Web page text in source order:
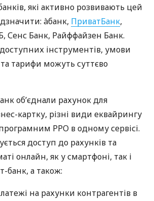
які активно розвивають цей
àбанк, ПриватБанк,
Сенс Банк, Райффайзен Банк.
інструментів, умови
тарифи можуть суттєво
об’єднали рахунок для
картку, різні види еквайрингу
РРО в одному сервісі.
доступ до рахунків та
онлайн, як у смартфоні, так і
банк, а також:
на рахунки контрагентів в